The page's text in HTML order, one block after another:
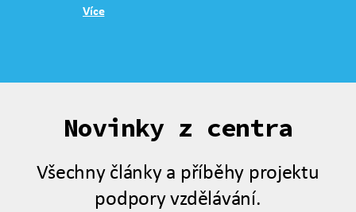
Více
Novinky z centra
Všechny články a příběhy projektu
podpory vzdělávání.